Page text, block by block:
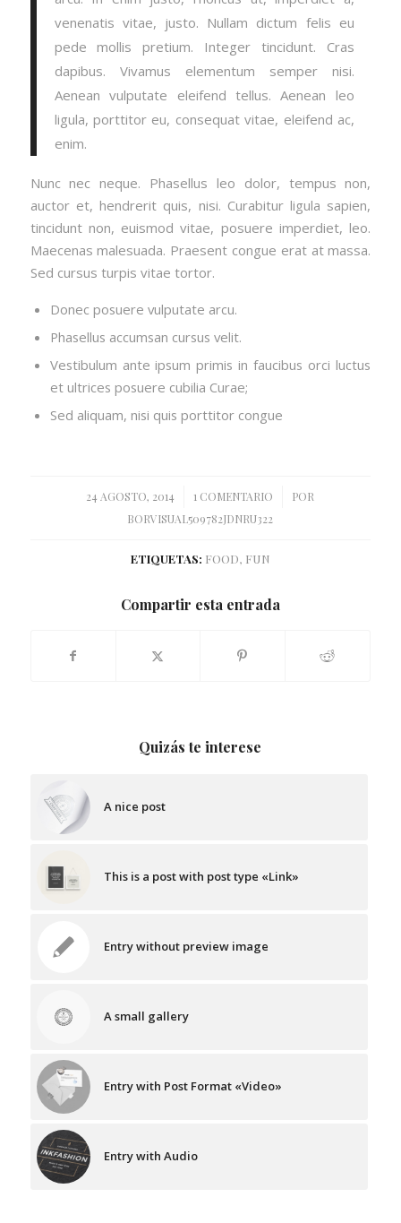
venenatis vitae, justo. Nullam dictum felis eu
pede mollis pretium. Integer tincidunt. Cras
dapibus. Vivamus elementum semper nisi.
Aenean vulputate eleifend tellus. Aenean leo
ligula, porttitor eu, consequat vitae, eleifend ac,
enim.
Nunc nec neque. Phasellus leo dolor, tempus non,
auctor et, hendrerit quis, nisi. Curabitur ligula sapien,
tincidunt non, euismod vitae, posuere imperdiet, leo.
Maecenas malesuada. Praesent congue erat at massa.
Sed cursus turpis vitae tortor.
Donec posuere vulputate arcu.
Phasellus accumsan cursus velit.
Vestibulum ante ipsum primis in faucibus orci luctus
et ultrices posuere cubilia Curae;
Sed aliquam, nisi quis porttitor congue
24 AGOSTO, 2014
/ 1 COMENTARIO
/
POR
BORVISUAL509782JDNRU322
ETIQUETAS: FOOD, FUN
Compartir esta entrada
Quizás te interese
A nice post
This is a post with post type «Link»
Entry without preview image
A small gallery
Entry with Post Format «Video»
Entry with Audio